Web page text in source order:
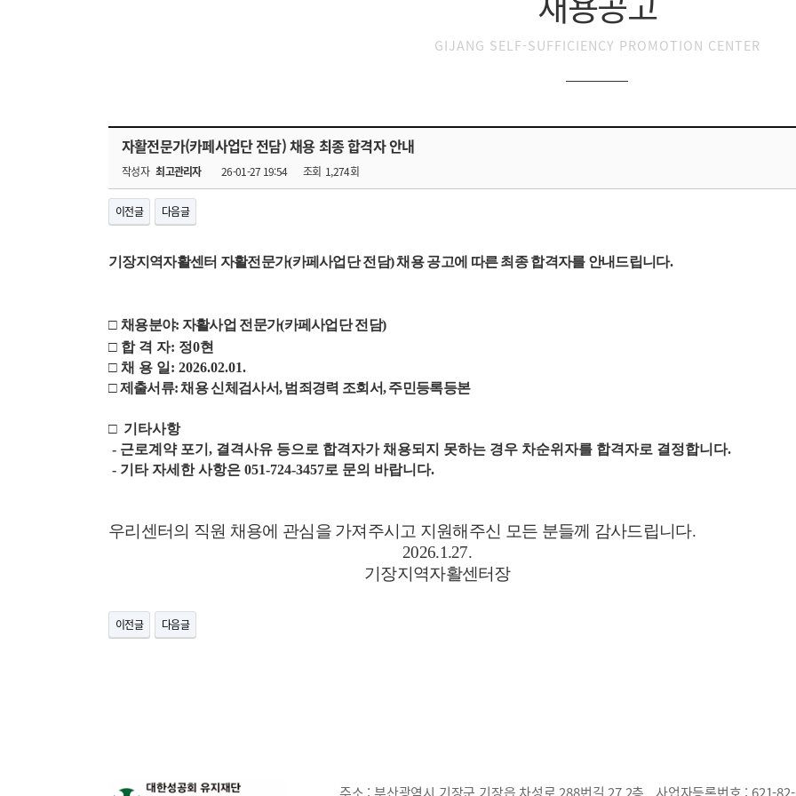
GIJANG SELF-SUFFICIENCY PROMOTION CENTER
자활전문가(카페사업단 전담) 채용 최종 합격자 안내
작성자 최고관리자 26-01-27 19:54 조회 1,274회
이전글 다음글
기장지역자활센터 자활전문가(카페사업단 전담) 채용 공고에 따른 최종 합격자를 안내드립니다.
□ 채용분야: 자활사업 전문가(카페사업단 전담)
□ 합 격 자: 정0현
□ 채 용 일: 2026.02.01.
□ 제출서류: 채용 신체검사서, 범죄경력 조회서, 주민등록등본
□기타사항
- 근로계약 포기, 결격사유 등으로 합격자가 채용되지 못하는 경우 차순위자를 합격자로 결정합니다.
- 기타 자세한 사항은 051-724-3457로 문의 바랍니다.
우리센터의 직원 채용에 관심을 가져주시고 지원해주신 모든 분들께 감사드립니다.
2026.1.27.
기장지역자활센터장
이전글 다음글